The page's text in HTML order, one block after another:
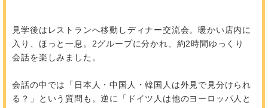
見学後はレストランへ移動しディナー交流会。暖かい店内に
入り、ほっと一息。2グループに分かれ、約2時間ゆっくり
会話を楽しみました。
会話の中では「日本人・中国人・韓国人は外見で見分けられ
る？」という質問も。逆に「ドイツ人は他のヨーロッパ人と